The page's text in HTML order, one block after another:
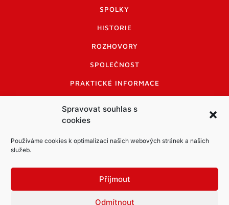
Spravovat souhlas s
cookies
Používáme cookies k optimalizaci našich webových stránek a našich
služeb.
Příjmout
Odmítnout
SPOLKY
HISTORIE
ROZHOVORY
SPOLEČNOST
PRAKTICKÉ INFORMACE
INFORMACE A KODEX DISKUTUJÍCÍCH
LOGO A LOGO MANUÁL